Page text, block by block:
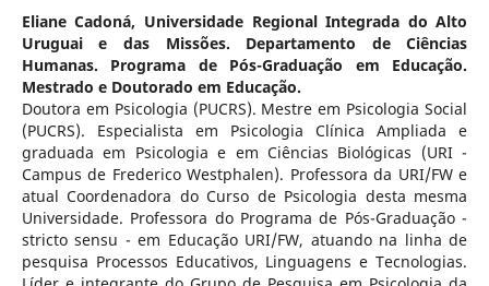
Eliane Cadoná, Universidade Regional Integrada do Alto
Uruguai e das Missões. Departamento de Ciências
Humanas. Programa de Pós-Graduação em Educação.
Mestrado e Doutorado em Educação.
Doutora em Psicologia (PUCRS). Mestre em Psicologia Social
(PUCRS). Especialista em Psicologia Clínica Ampliada e
graduada em Psicologia e em Ciências Biológicas (URI -
Campus de Frederico Westphalen). Professora da URI/FW e
atual Coordenadora do Curso de Psicologia desta mesma
Universidade. Professora do Programa de Pós-Graduação -
stricto sensu - em Educação URI/FW, atuando na linha de
pesquisa Processos Educativos, Linguagens e Tecnologias.